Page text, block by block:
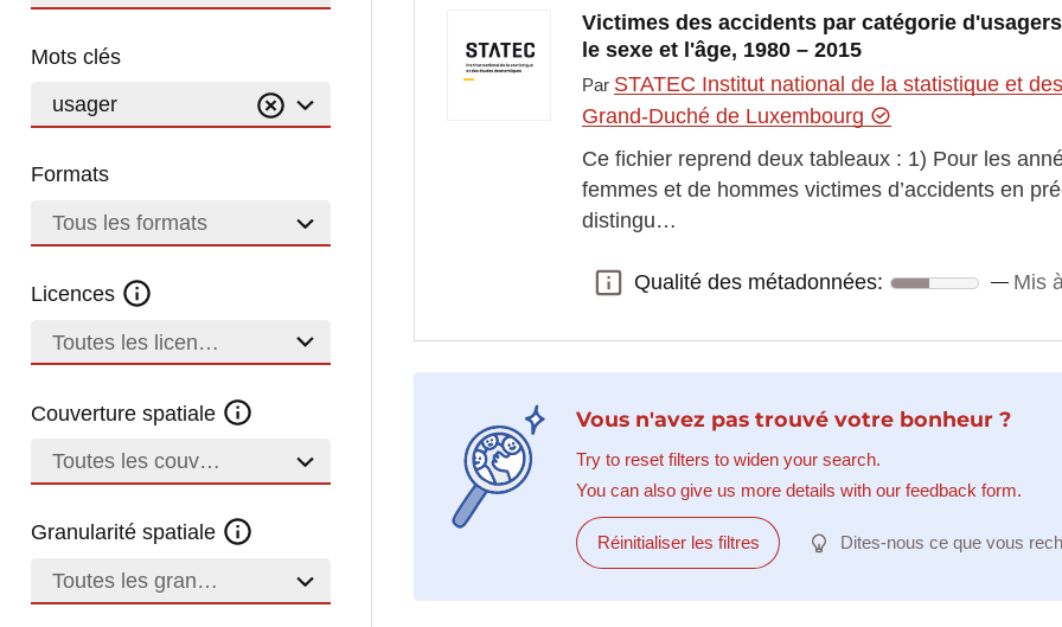
Mots clés
usager
Formats
Tous les formats
Licences
Toutes les licences
Couverture spatiale
Toutes les couvertures
Granularité spatiale
Toutes les granularités
Victimes des accidents par catégorie
le sexe et l'âge, 1980 – 2015
Par STATEC Institut national de la statistique et
Grand-Duché de Luxembourg
Ce fichier reprend deux tableaux : 1) Pour les
femmes et de hommes victimes d’accidents en
distingu…
Qualité des métadonnées:
Qualité des métadonnées: Mis
Vous n'avez pas trouvé votre bonheur ?
Try to reset filters to widen your search.
You can also give us more details with our feedback form.
Réinitialiser les filtres Dites-nous ce que vous